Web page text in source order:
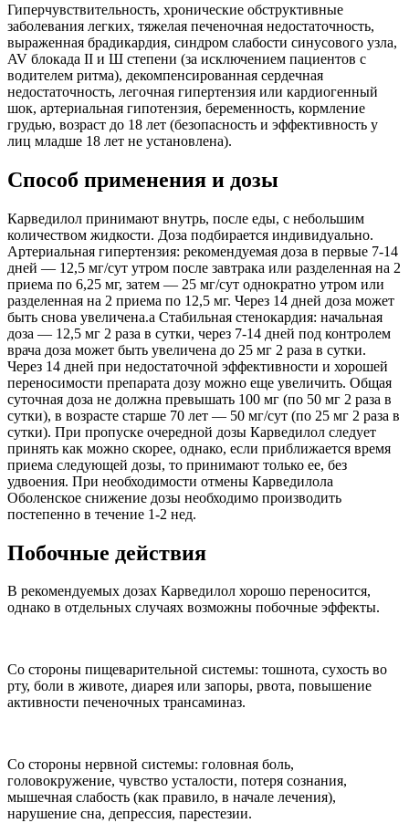
Гиперчувствительность, хронические обструктивные
заболевания легких, тяжелая печеночная недостаточность,
выраженная брадикардия, синдром слабости синусового узла,
AV блокада II и Ш степени (за исключением пациентов с
водителем ритма), декомпенсированная сердечная
недостаточность, легочная гипертензия или кардиогенный
шок, артериальная гипотензия, беременность, кормление
грудью, возраст до 18 лет (безопасность и эффективность у
лиц младше 18 лет не установлена).
Способ применения и дозы
Карведилол принимают внутрь, после еды, с небольшим
количеством жидкости. Доза подбирается индивидуально.
Артериальная гипертензия: рекомендуемая доза в первые 7-14
дней — 12,5 мг/сут утром после завтрака или разделенная на 2
приема по 6,25 мг, затем — 25 мг/сут однократно утром или
разделенная на 2 приема по 12,5 мг. Через 14 дней доза может
быть снова увеличена.а Стабильная стенокардия: начальная
доза — 12,5 мг 2 раза в сутки, через 7-14 дней под контролем
врача доза может быть увеличена до 25 мг 2 раза в сутки.
Через 14 дней при недостаточной эффективности и хорошей
переносимости препарата дозу можно еще увеличить. Общая
суточная доза не должна превышать 100 мг (по 50 мг 2 раза в
сутки), в возрасте старше 70 лет — 50 мг/сут (по 25 мг 2 раза в
сутки). При пропуске очередной дозы Карведилол следует
принять как можно скорее, однако, если приближается время
приема следующей дозы, то принимают только ее, без
удвоения. При необходимости отмены Карведилола
Оболенское снижение дозы необходимо производить
постепенно в течение 1-2 нед.
Побочные действия
В рекомендуемых дозах Карведилол хорошо переносится,
однако в отдельных случаях возможны побочные эффекты.
Со стороны пищеварительной системы: тошнота, сухость во
рту, боли в животе, диарея или запоры, рвота, повышение
активности печеночных трансаминаз.
Со стороны нервной системы: головная боль,
головокружение, чувство усталости, потеря сознания,
мышечная слабость (как правило, в начале лечения),
нарушение сна, депрессия, парестезии.